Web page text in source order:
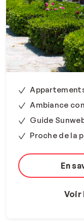
Ambiance
Guide
Proche de la
En
Voir